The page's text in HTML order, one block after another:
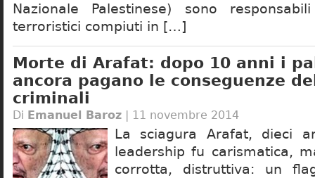
Nazionale Palestinese) sono
terroristici compiuti in […]
Morte di Arafat: dopo 10 anni i
ancora pagano le conseguenze
criminali
Di Emanuel Baroz | 11 novembre 2014
La sciagura Arafat, dieci
leadership fu carismatica,
corrotta, distruttiva: un